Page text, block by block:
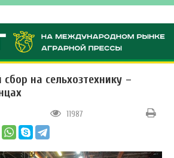
на сельхозтехнику –
11987